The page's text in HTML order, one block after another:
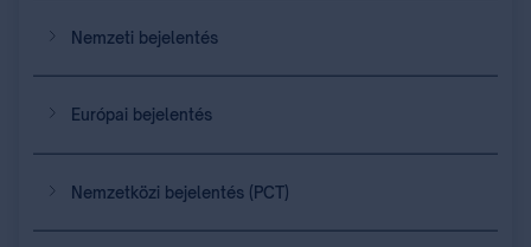
Nemzeti bejelentés
Európai bejelentés
Nemzetközi bejelentés (PCT)